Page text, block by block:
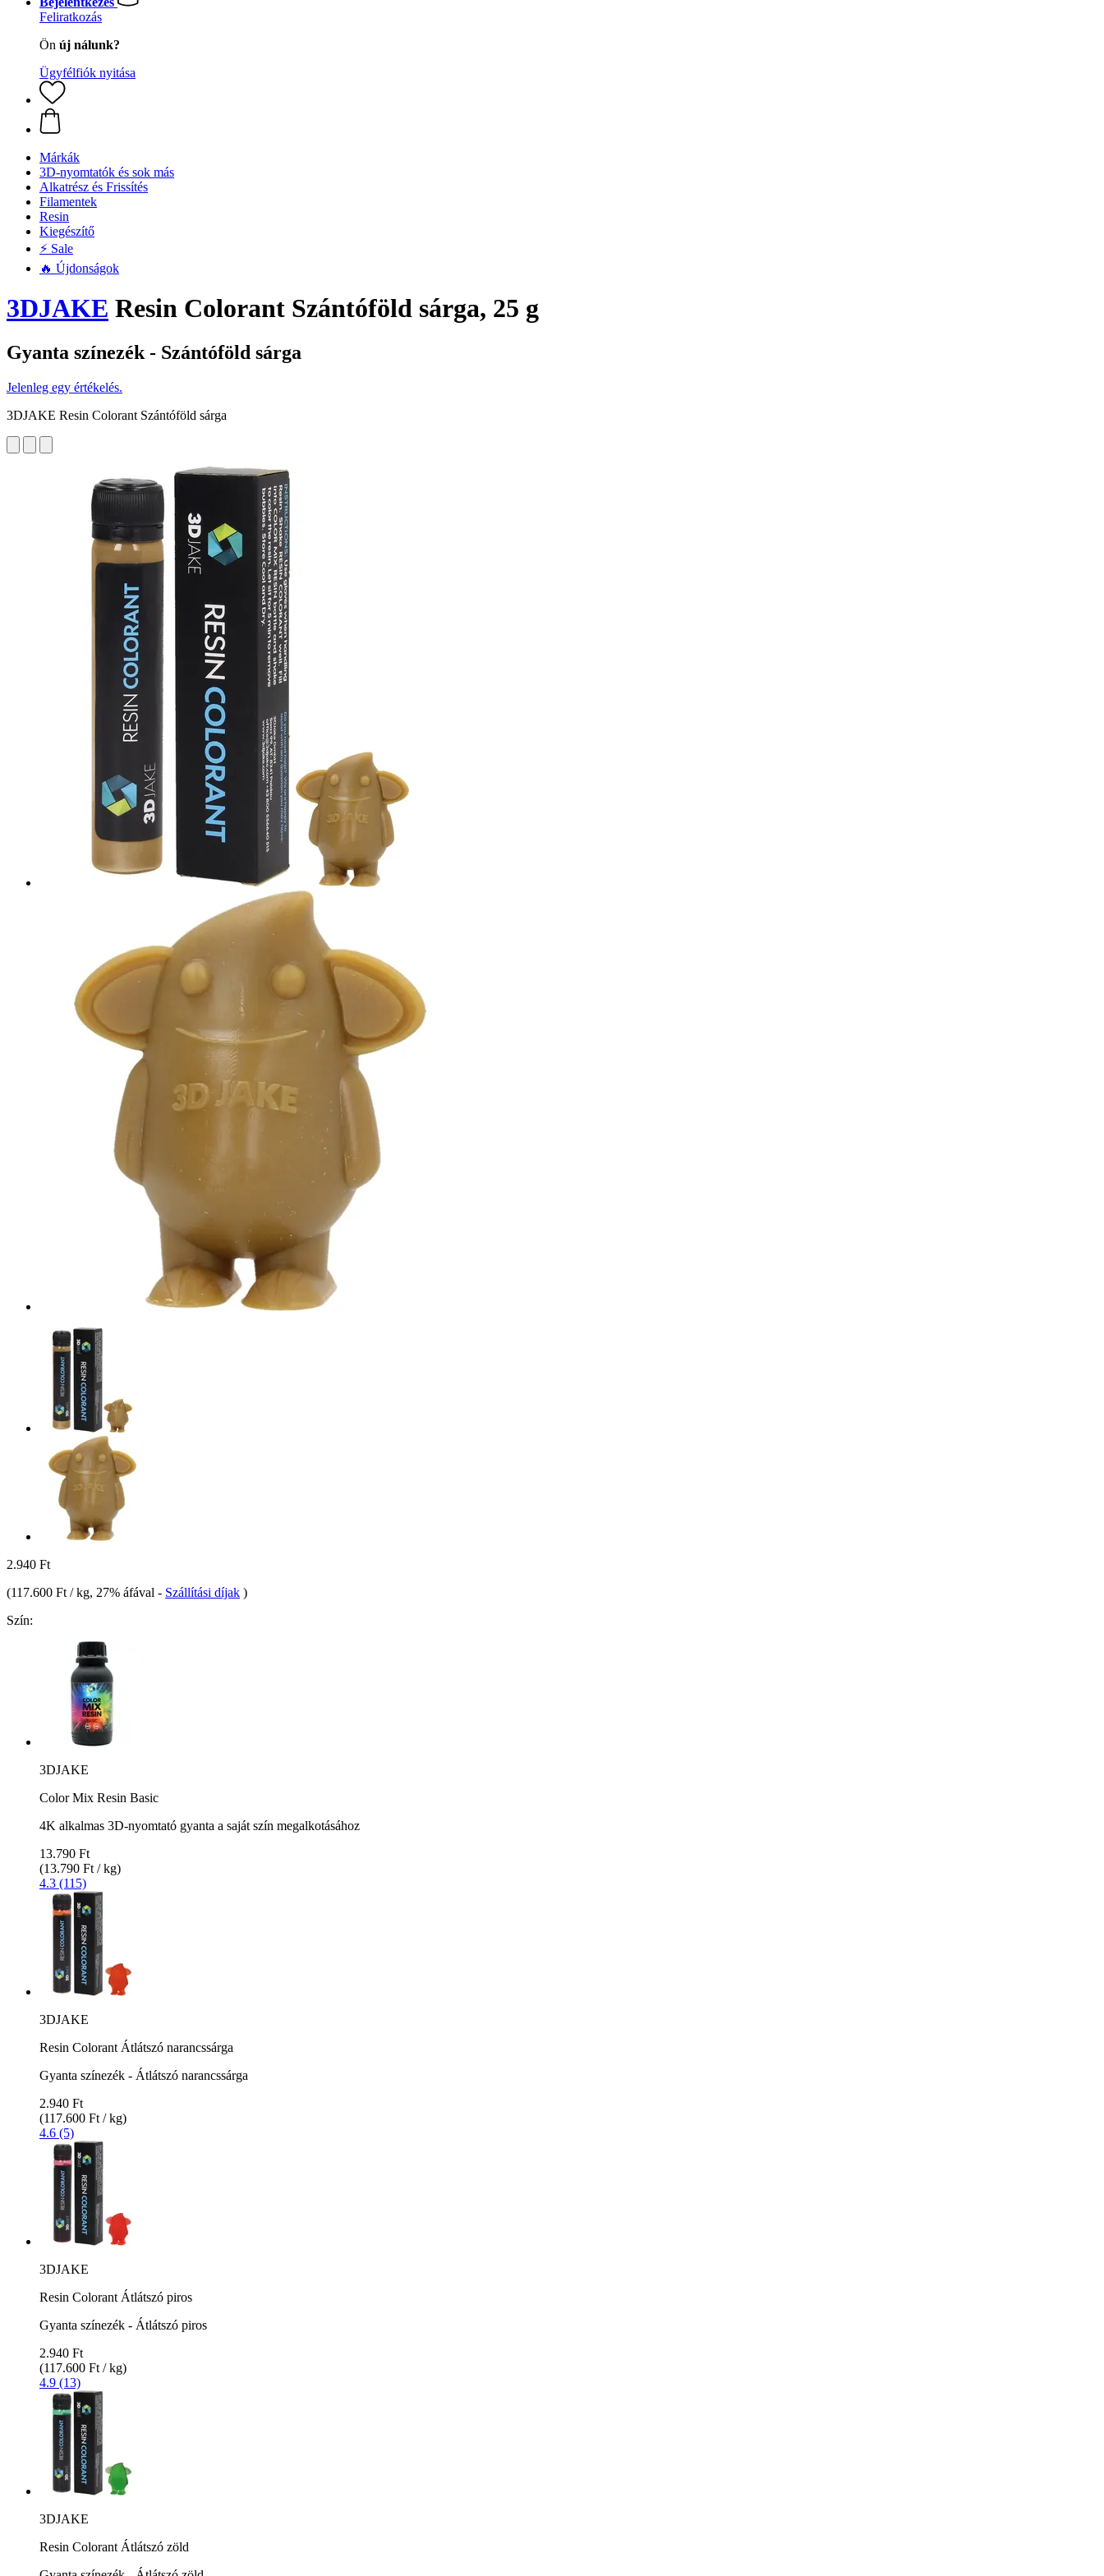
Feliratkozás
Ön új nálunk?
Ügyfélfiók nyitása
Márkák
3D-nyomtatók és sok más
Alkatrész és Frissítés
Filamentek
Resin
Kiegészítő
⚡ Sale
🔥 Újdonságok
3DJAKE Resin Colorant Szántóföld sárga, 25 g
Gyanta színezék - Szántóföld sárga
Jelenleg egy értékelés.
3DJAKE Resin Colorant Szántóföld sárga
2.940 Ft
(117.600 Ft / kg, 27% áfával - Szállítási díjak )
Szín:
3DJAKE
Color Mix Resin Basic
4K alkalmas 3D-nyomtató gyanta a saját szín megalkotásához
13.790 Ft
(13.790 Ft / kg)
4.3 (115)
3DJAKE
Resin Colorant Átlátszó narancssárga
Gyanta színezék - Átlátszó narancssárga
2.940 Ft
(117.600 Ft / kg)
4.6 (5)
3DJAKE
Resin Colorant Átlátszó piros
Gyanta színezék - Átlátszó piros
2.940 Ft
(117.600 Ft / kg)
4.9 (13)
3DJAKE
Resin Colorant Átlátszó zöld